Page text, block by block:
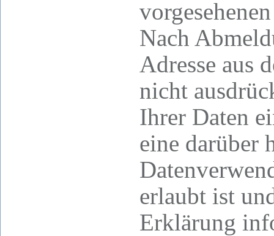
Nach
Adresse aus
nicht
Ihrer Daten
eine darüber
erlaubt ist
Erklärung